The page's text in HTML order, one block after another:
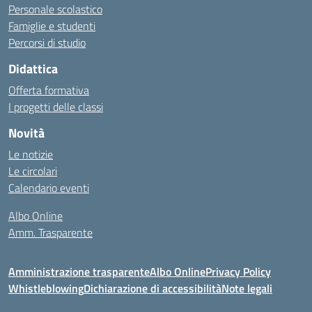
Personale scolastico
Famiglie e studenti
Percorsi di studio
Didattica
Offerta formativa
I progetti delle classi
Novità
Le notizie
Le circolari
Calendario eventi
Albo Online
Amm. Trasparente
Amministrazione trasparenteAlbo OnlinePrivacy Policy
WhistleblowingDichiarazione di accessibilitàNote legali